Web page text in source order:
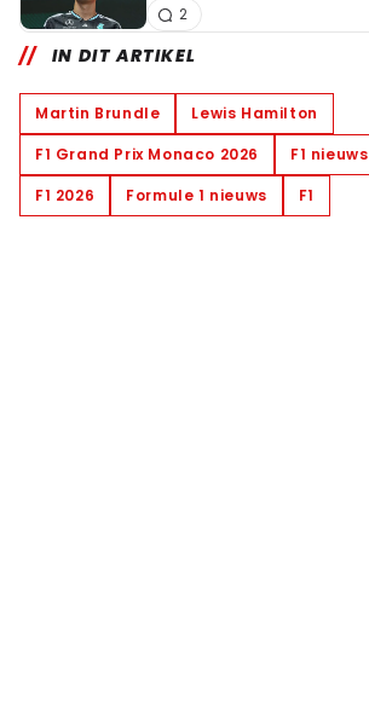
2
IN DIT ARTIKEL
Martin Brundle
Lewis Hamilton
F1 Grand Prix Monaco 2026
F1 nieuws
F1 2026
Formule 1 nieuws F1